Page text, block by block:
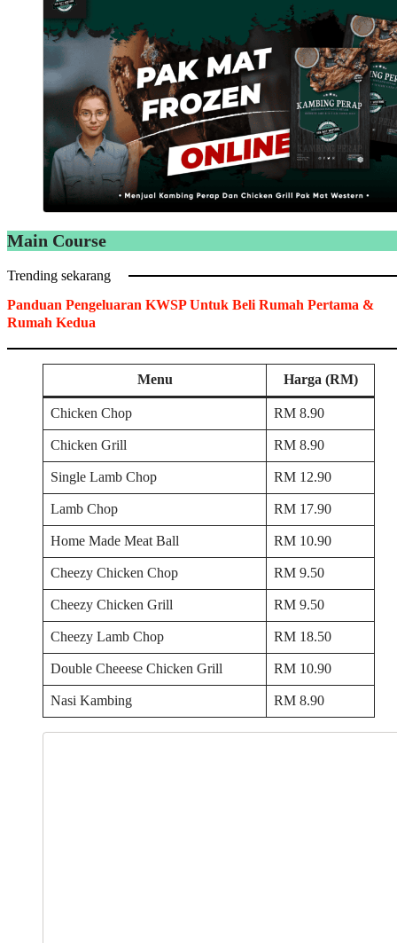
Main Course
Trending sekarang
Panduan Pengeluaran KWSP Untuk Beli Rumah Pertama &
Rumah Kedua
Menu Harga (RM)
Chicken Chop
RM 8.90
Chicken Grill
RM 8.90
Single Lamb Chop
RM 12.90
Lamb Chop
RM 17.90
Home Made Meat Ball
RM 10.90
Cheezy Chicken Chop
RM 9.50
Cheezy Chicken Grill
RM 9.50
Cheezy Lamb Chop
RM 18.50
Double Cheeese Chicken Grill
RM 10.90
Nasi Kambing
RM 8.90